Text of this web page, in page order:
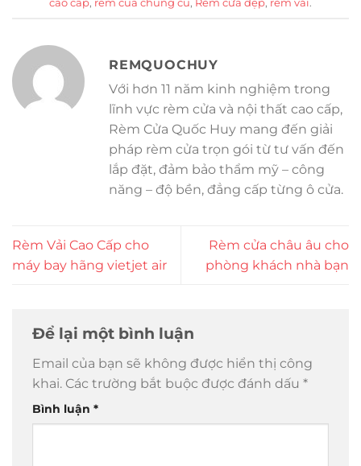
cao cấp, rem cua chung cu, Rèm cửa đẹp, rèm vải.
REMQUOCHUY
Với hơn 11 năm kinh nghiệm trong
lĩnh vực rèm cửa và nội thất cao cấp,
Rèm Cửa Quốc Huy mang đến giải
pháp rèm cửa trọn gói từ tư vấn đến
lắp đặt, đảm bảo thẩm mỹ – công
năng – độ bền, đẳng cấp từng ô cửa.
Rèm Vải Cao Cấp cho
máy bay hãng vietjet air
Rèm cửa châu âu cho
phòng khách nhà bạn
Để lại một bình luận
Email của bạn sẽ không được hiển thị công
khai. Các trường bắt buộc được đánh dấu *
Bình luận *